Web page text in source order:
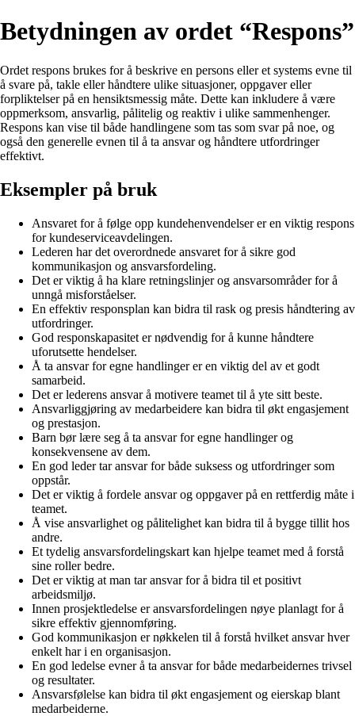
Betydningen av ordet “Respons”
Ordet respons brukes for å beskrive en persons eller et systems evne til
å svare på, takle eller håndtere ulike situasjoner, oppgaver eller
forpliktelser på en hensiktsmessig måte. Dette kan inkludere å være
oppmerksom, ansvarlig, pålitelig og reaktiv i ulike sammenhenger.
Respons kan vise til både handlingene som tas som svar på noe, og
også den generelle evnen til å ta ansvar og håndtere utfordringer
effektivt.
Eksempler på bruk
Ansvaret for å følge opp kundehenvendelser er en viktig respons
for kundeserviceavdelingen.
Lederen har det overordnede ansvaret for å sikre god
kommunikasjon og ansvarsfordeling.
Det er viktig å ha klare retningslinjer og ansvarsområder for å
unngå misforståelser.
En effektiv responsplan kan bidra til rask og presis håndtering av
utfordringer.
God responskapasitet er nødvendig for å kunne håndtere
uforutsette hendelser.
Å ta ansvar for egne handlinger er en viktig del av et godt
samarbeid.
Det er lederens ansvar å motivere teamet til å yte sitt beste.
Ansvarliggjøring av medarbeidere kan bidra til økt engasjement
og prestasjon.
Barn bør lære seg å ta ansvar for egne handlinger og
konsekvensene av dem.
En god leder tar ansvar for både suksess og utfordringer som
oppstår.
Det er viktig å fordele ansvar og oppgaver på en rettferdig måte i
teamet.
Å vise ansvarlighet og pålitelighet kan bidra til å bygge tillit hos
andre.
Et tydelig ansvarsfordelingskart kan hjelpe teamet med å forstå
sine roller bedre.
Det er viktig at man tar ansvar for å bidra til et positivt
arbeidsmiljø.
Innen prosjektledelse er ansvarsfordelingen nøye planlagt for å
sikre effektiv gjennomføring.
God kommunikasjon er nøkkelen til å forstå hvilket ansvar hver
enkelt har i en organisasjon.
En god ledelse evner å ta ansvar for både medarbeidernes trivsel
og resultater.
Ansvarsfølelse kan bidra til økt engasjement og eierskap blant
medarbeiderne.